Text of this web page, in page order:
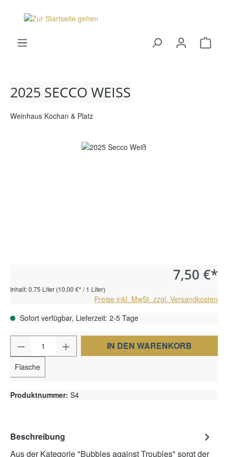
springen
2025 SECCO WEISS
Weinhaus Kochan & Platz
Bildergalerie überspringen
7,50 €*
Inhalt:0.75 Liter (10,00 €* / 1 Liter)
Preise inkl. MwSt. zzgl. Versandkosten
Sofort verfügbar, Lieferzeit: 2-5 Tage
Produkt Anzahl: Gib den gewünschten
Flasche
IN DEN WARENKORB
Produktnummer: S4
Beschreibung
Aus der Kategorie "Bubbles against Troubles" sorgt der